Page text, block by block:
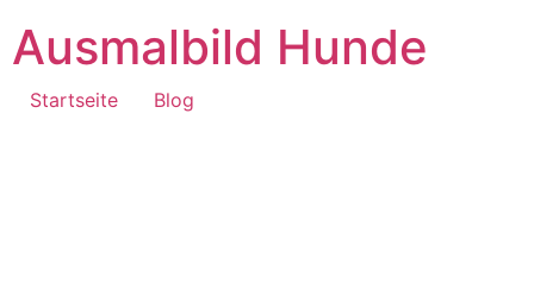
Ausmalbild Hunde
Startseite Blog